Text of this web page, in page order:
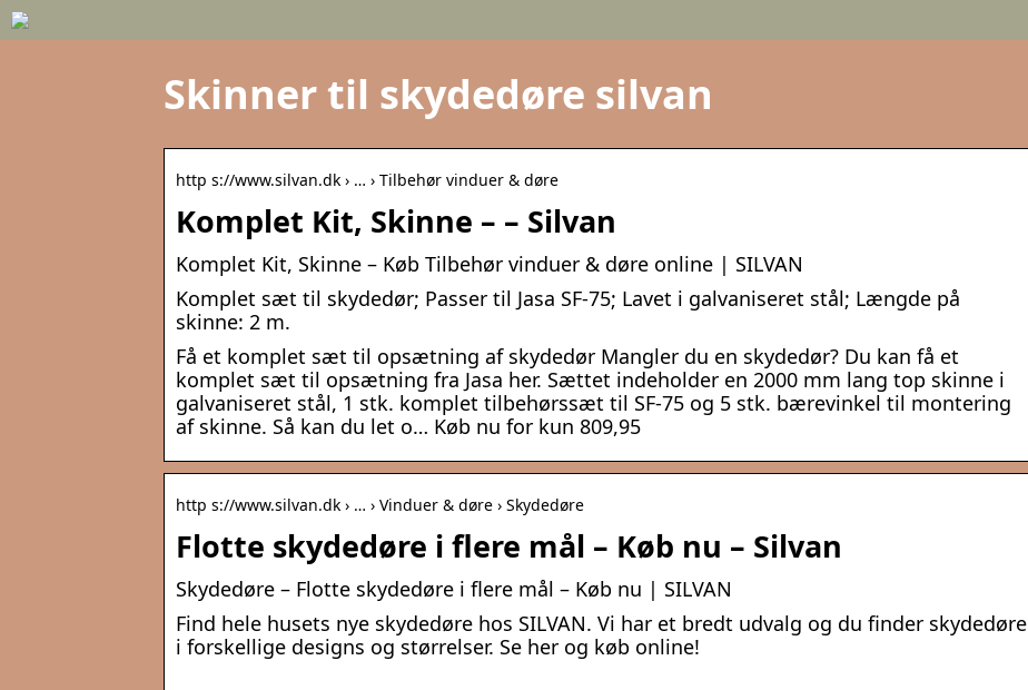
Skinner til skydedøre silvan
http s://www.silvan.dk › … › Tilbehør vinduer & døre
Komplet Kit, Skinne – – Silvan
Komplet Kit, Skinne – Køb Tilbehør vinduer & døre online | SILVAN
Komplet sæt til skydedør; Passer til Jasa SF-75; Lavet i galvaniseret stål; Længde på
skinne: 2 m.
Få et komplet sæt til opsætning af skydedør Mangler du en skydedør? Du kan få et
komplet sæt til opsætning fra Jasa her. Sættet indeholder en 2000 mm lang top skinne i
galvaniseret stål, 1 stk. komplet tilbehørssæt til SF-75 og 5 stk. bærevinkel til montering
af skinne. Så kan du let o… Køb nu for kun 809,95
http s://www.silvan.dk › … › Vinduer & døre › Skydedøre
Flotte skydedøre i flere mål – Køb nu – Silvan
Skydedøre – Flotte skydedøre i flere mål – Køb nu | SILVAN
Find hele husets nye skydedøre hos SILVAN. Vi har et bredt udvalg og du finder skydedøre
i forskellige designs og størrelser. Se her og køb online!